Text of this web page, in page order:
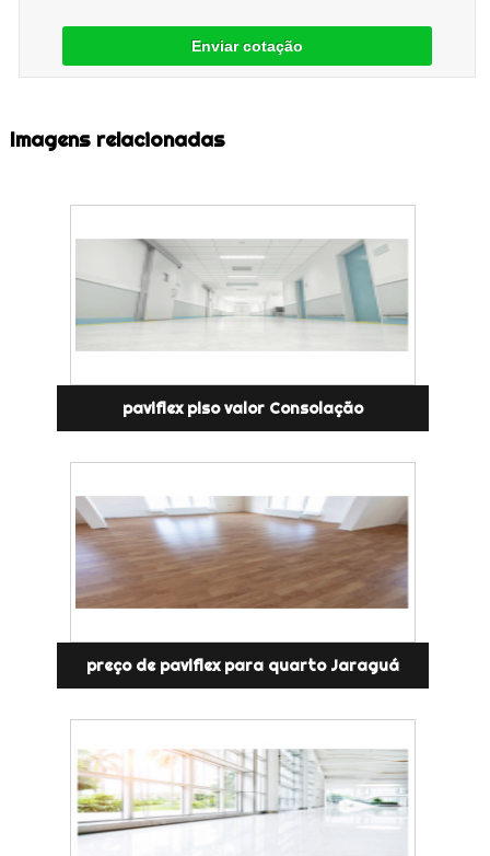
Enviar cotação
Imagens relacionadas
paviflex piso valor Consolação
preço de paviflex para quarto Jaraguá